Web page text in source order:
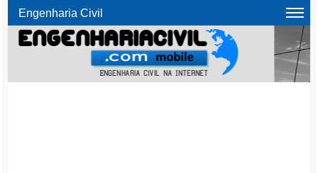
Engenharia Civil